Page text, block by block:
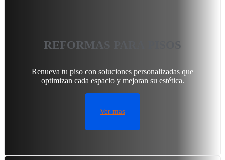
REFORMAS PARA PISOS
Renueva tu piso con soluciones personalizadas que
optimizan cada espacio y mejoran su estética.
Ver mas